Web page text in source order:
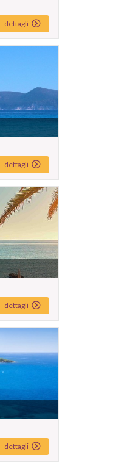
dettagli
dettagli
dettagli
dettagli